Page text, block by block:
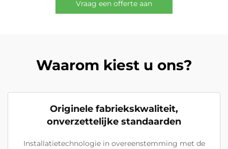
Vraag een offerte aan
Waarom kiest u ons?
Originele fabriekskwaliteit,
onverzettelijke standaarden
Installatietechnologie in overeenstemming met de